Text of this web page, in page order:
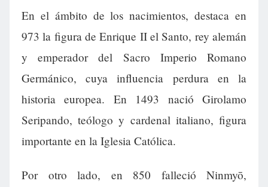
En el ámbito de los nacimientos, destaca en
973 la figura de Enrique II el Santo, rey alemán
y emperador del Sacro Imperio Romano
Germánico, cuya influencia perdura en la
historia europea. En 1493 nació Girolamo
Seripando, teólogo y cardenal italiano, figura
importante en la Iglesia Católica.
Por otro lado, en 850 falleció Ninmyō,